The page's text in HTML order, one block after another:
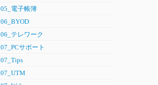
05_電子帳簿
06_BYOD
06_テレワーク
07_PCサポート
07_Tips
07_UTM